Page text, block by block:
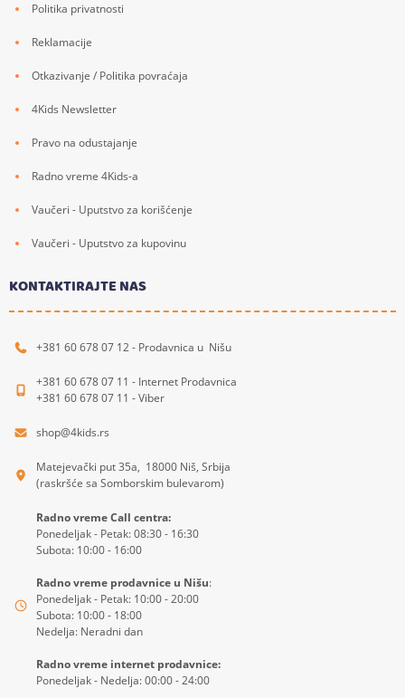
Politika privatnosti
Reklamacije
Otkazivanje / Politika povraćaja
4Kids Newsletter
Pravo na odustajanje
Radno vreme 4Kids-a
Vaučeri - Uputstvo za korišćenje
Vaučeri - Uputstvo za kupovinu
KONTAKTIRAJTE NAS
+381 60 678 07 12 - Prodavnica u Nišu
+381 60 678 07 11 - Internet Prodavnica
+381 60 678 07 11 - Viber
shop@4kids.rs
Matejevački put 35a, 18000 Niš, Srbija
(raskršće sa Somborskim bulevarom)
Radno vreme Call centra:
Ponedeljak - Petak: 08:30 - 16:30
Subota: 10:00 - 16:00
Radno vreme prodavnice u Nišu:
Ponedeljak - Petak: 10:00 - 20:00
Subota: 10:00 - 18:00
Nedelja: Neradni dan
Radno vreme internet prodavnice:
Ponedeljak - Nedelja: 00:00 - 24:00